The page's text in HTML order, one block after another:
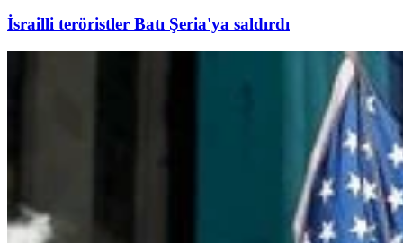
İsrailli teröristler Batı Şeria'ya saldırdı